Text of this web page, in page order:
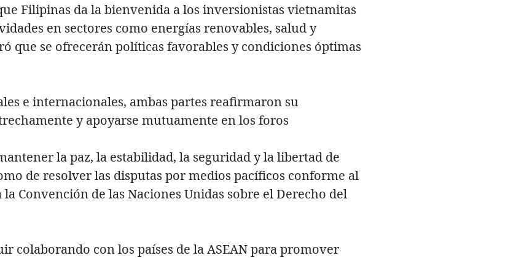
Filipinas da la bienvenida a los inversionistas vietnamitas
en sectores como energías renovables, salud y
que se ofrecerán políticas favorables y condiciones óptimas
e internacionales, ambas partes reafirmaron su
y apoyarse mutuamente en los foros
la paz, la estabilidad, la seguridad y la libertad de
de resolver las disputas por medios pacíficos conforme al
Convención de las Naciones Unidas sobre el Derecho del
colaborando con los países de la ASEAN para promover